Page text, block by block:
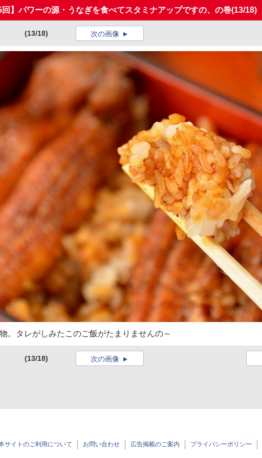
回】パワーの源・うなぎを食べてスタミナアップですの、の巻(13/18)
(13/18) 次の画像
。タレがしみたこのご飯がたまりませんの～
(13/18) 次の画像
サイトのご利用について お問い合わせ 広告掲載のご案内 プライバシーポリシー